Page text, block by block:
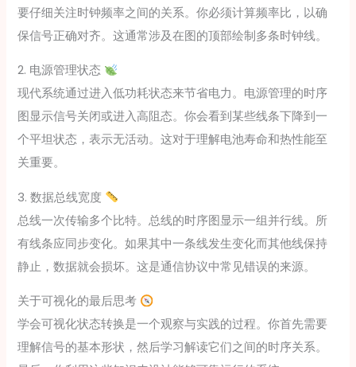
要仔细关注时钟频率之间的关系。你必须计算频率比，以确
保信号正确对齐。这通常涉及在图的顶部绘制多条时钟线。
2. 电源管理状态
现代系统通过进入低功耗状态来节省电力。电源管理的时序
图显示信号关闭或进入高阻态。你会看到某些线条下降到一
个平坦状态，表示无活动。这对于理解电池寿命和热性能至
关重要。
3. 数据总线宽度
总线一次传输多个比特。总线的时序图显示一组并行线。所
有线条应同步变化。如果其中一条线发生变化而其他线保持
静止，数据就会损坏。这是通信协议中常见错误的来源。
关于可视化的最后思考
学会可视化状态转换是一个观察与实践的过程。你首先需要
理解信号的基本形状，然后学习解读它们之间的时序关系。